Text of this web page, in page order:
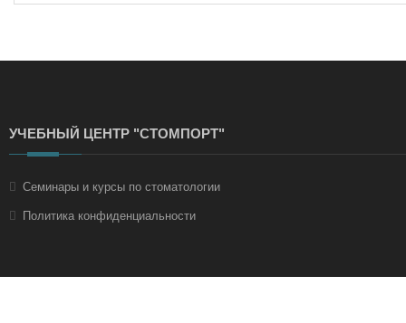
УЧЕБНЫЙ ЦЕНТР "СТОМПОРТ"
Семинары и курсы по стоматологии
Политика конфиденциальности